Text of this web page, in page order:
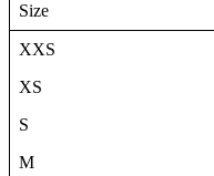
Size
XXS
XS
S
M